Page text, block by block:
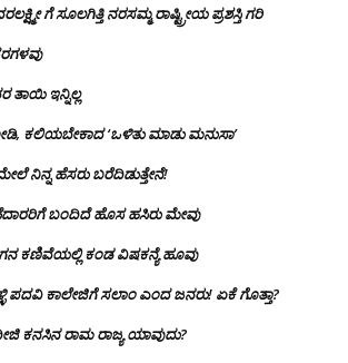
ಗೆ ಸೂಲಗಿತ್ತಿ ನರಸಮ್ಮ‌ ರಾಷ್ಟ್ರೀಯ ಪ್ರಶಸ್ತಿ ಗರಿ
ತಾಯಿ ಇನ್ನಿಲ್ಲ
ಕಲಿಯಬೇಕಾದ ‘ಒಳಿತು ಮಾಡು ಮನುಸಾ’
ನಿನ್ನ ಹೆಸರು ಬರೆದಿಡುತ್ತೇನೆ!
ಬಂದಿದೆ ಹೊಸ ಹಸಿರು ಮೇವು
ಕಣಿವೆಯಲ್ಲಿ ಕಂಡ ವಿಷಕನ್ಯೆ ಹೂವು
ಪದವಿ ಕಾಲೇಜಿಗೆ ಸಲಾಂ‌ ಎಂದ ಜನರು! ಏಕೆ ಗೊತ್ತಾ?
ಕನಸಿನ ರಾಮ ರಾಜ್ಯ ಯಾವುದು?